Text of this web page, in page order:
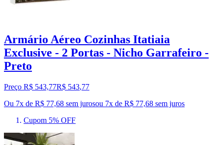
Armário Aéreo Cozinhas Itatiaia
Exclusive - 2 Portas - Nicho Garrafeiro -
Preto
Preço R$ 543,77R$ 543,77
Ou 7x de R$ 77,68 sem jurosou 7x de R$ 77,68 sem juros
Cupom 5% OFF